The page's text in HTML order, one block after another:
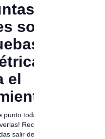
sobre
el
todavía tienes
Recuerda, lo
salir de leer este